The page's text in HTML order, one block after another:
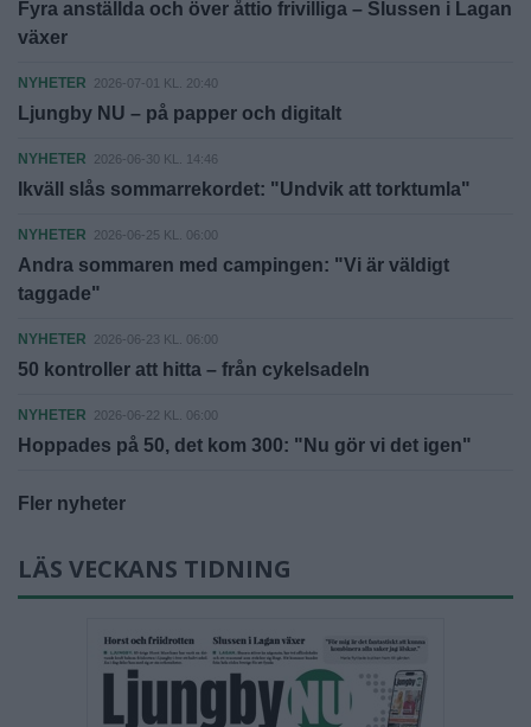
Fyra anställda och över åttio frivilliga – Slussen i Lagan
växer
NYHETER 2026-07-01 KL. 20:40
Ljungby NU – på papper och digitalt
NYHETER 2026-06-30 KL. 14:46
Ikväll slås sommarrekordet: "Undvik att torktumla"
NYHETER 2026-06-25 KL. 06:00
Andra sommaren med campingen: "Vi är väldigt
taggade"
NYHETER 2026-06-23 KL. 06:00
50 kontroller att hitta – från cykelsadeln
NYHETER 2026-06-22 KL. 06:00
Hoppades på 50, det kom 300: "Nu gör vi det igen"
Fler nyheter
LÄS VECKANS TIDNING